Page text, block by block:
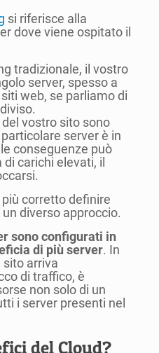
si riferisce alla
dove viene ospitato il
tradizionale, il vostro
server, spesso a
web, se parliamo di
vostro sito sono
server è in
conseguenze può
carichi elevati, il
corretto definire
diverso approccio.
sono configurati in
di più server. In
sito arriva
di traffico, è
non solo di un
i server presenti nel
del Cloud?